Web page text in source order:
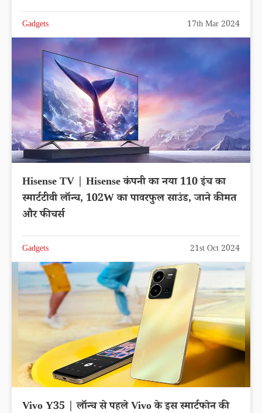
Gadgets 17th Mar 2024
Hisense TV | Hisense कंपनी का नया 110 इंच का
स्मार्टटीवी लॉन्च, 102W का पावरफुल साउंड, जाने कीमत
और फीचर्स
Gadgets 21st Oct 2024
Vivo Y35 | लॉन्च से पहले Vivo के इस स्मार्टफोन की